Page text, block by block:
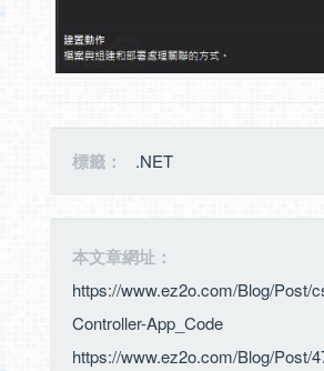
標籤： .NET
本文章網址：
https://www.ez2o.com/Blog/Post/
Controller-App_Code
https://www.ez2o.com/Blog/Post/